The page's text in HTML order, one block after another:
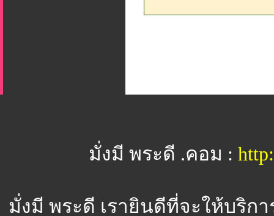
มั่งมี พระดี .คอม :
มั่งมี พระดี เรายินดีที่จะให้บริก